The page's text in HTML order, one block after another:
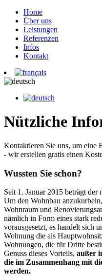
Home
Über uns
Leistungen
Referenzen
Infos
Kontakt
Nützliche
Kontaktieren Sie uns, um eine
- wir erstellen gratis einen
Wussten Sie schon?
Seit 1. Januar 2015 beträgt der
Um den Wohnbau
Wohnraum und
nämlich in Form eines stark
vorausgesetzt, es handelt sich
Wohnung die als
Wohnungen, die für Dritte
Genuss dieses Vorteils, außer
die im Zusammenhang mit
werden.